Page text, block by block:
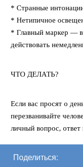
* Странные
* Нетипичное
* Главный маркер —
действовать
ЧТО ДЕЛАТЬ?
Если вас просят о
перезванивайте
личный вопрос, ответ
Поделиться: